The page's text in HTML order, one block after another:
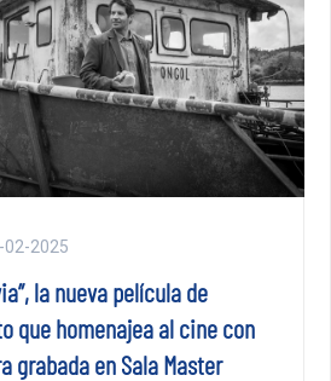
02-2025
la nueva película de
que homenajea al cine con
grabada en Sala Master